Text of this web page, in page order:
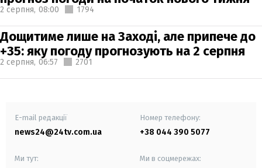
2 серпня, 08:00 1794
Дощитиме лише на Заході, але припече до
+35: яку погоду прогнозують на 2 серпня
2 серпня, 06:57 2701
E-mail редакції
news24@24tv.com.ua
Номер телефону:
+38 044 390 5077
Ми тут: Ми в соцмережах: